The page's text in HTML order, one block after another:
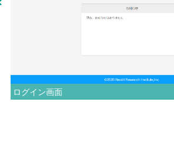
ログイン画面